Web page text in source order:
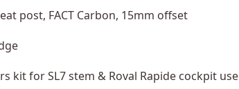
post, FACT Carbon, 15mm offset
kit for SL7 stem & Roval Rapide cockpit use